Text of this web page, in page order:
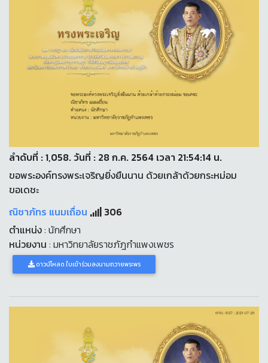
ลำดับที่ : 1,058. วันที่ : 28 ก.ค. 2564 เวลา 21:54:14 น.
ขอพระองค์ทรงพระเจริญยิ่งยืนนาน ด้วยเกล้าด้วยกระหม่อม
ขอเดชะ
ณิชาภัทร แนมเถื่อน
306
ตำแหน่ง: นักศึกษา
หน่วยงาน : มหาวิทยาลัยราชภัฎกำแพงเพชร
ดาวน์โหลด ใบเข้าร่วมลงนามถวายพระพร